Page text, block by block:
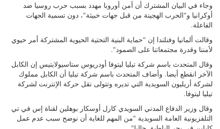
وجاء في البيان المشترك أن أمن أوروبا مهدد بسبب حرب روسيا ضد
أوكرانيا و"الحرب الهجينة من قبل جهات خبيثة"، دون تسمية الجهات
الفاعلة.
وقالت ألمانيا وفنلندا إن "حماية البنية التحتية الحيوية المشتركة أمر حيوي
لأمننا وقدرة مجتمعاتنا على الصمود".
وقال المتحدث باسم شركة تيليا ليتوفا أودريوس ستاسيولايتيس إن الكابل
الآخر انقطع أيضا. وأضاف المتحدث باسم شركة تيليا أن الكابل مملوك
لشركة أريليون السويدية التي تديره وتتولى نقل حركة الإنترنت لشركة
تيليا ليتوفا.
وقال وزير الدفاع المدني السويدي كارل أوسكار بوهلين لقناة إس في تي
التلفزيونية العامة السويدية "من المهم للغاية أن نوضح سبب عدم عمل